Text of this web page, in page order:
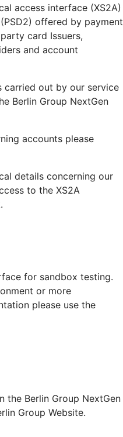
access interface (XS2A)
offered by payment
card Issuers,
and account
carried out by our service
Berlin Group NextGen
accounts please
details concerning our
to the XS2A
for sandbox testing.
or more
please use the
the Berlin Group NextGen
Group Website.